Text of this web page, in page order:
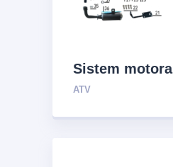
Sistem motora
ATV